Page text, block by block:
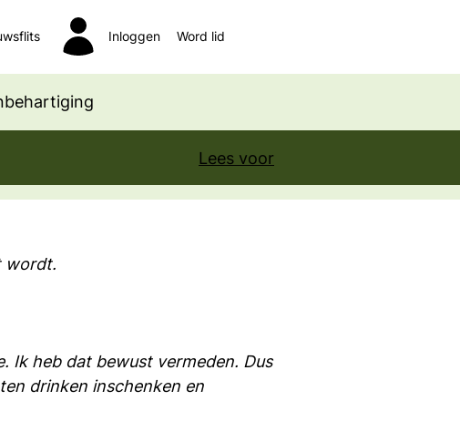
Inloggen Word lid
Lees voor
wordt.
Ik heb dat bewust vermeden. Dus
drinken inschenken en